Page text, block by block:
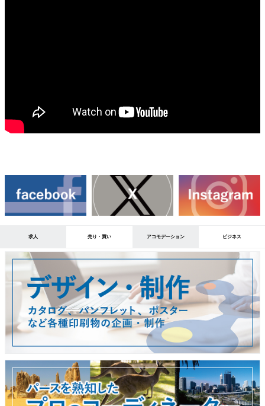
求人 売り・買い アコモデーション ビジネス